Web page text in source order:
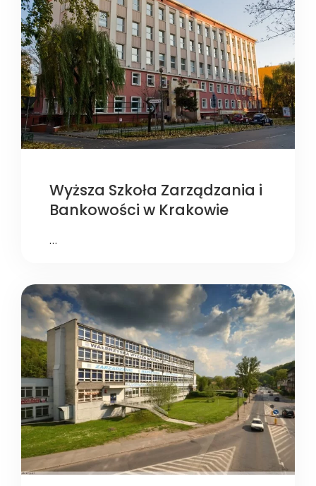
Wyższa Szkoła Zarządzania i
Bankowości w Krakowie
…